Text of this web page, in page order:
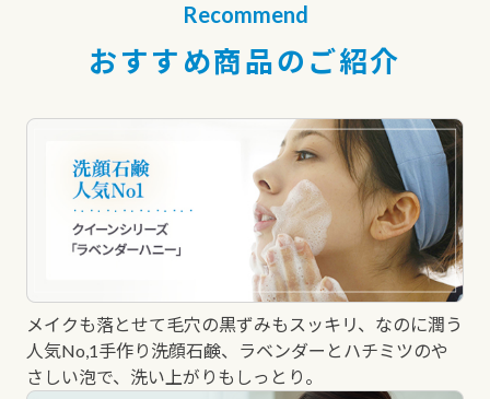
Recommend
おすすめ商品のご紹介
メイクも落とせて毛穴の黒ずみもスッキリ、なのに潤う
人気No,1手作り洗顔石鹸、ラベンダーとハチミツのや
さしい泡で、洗い上がりもしっとり。